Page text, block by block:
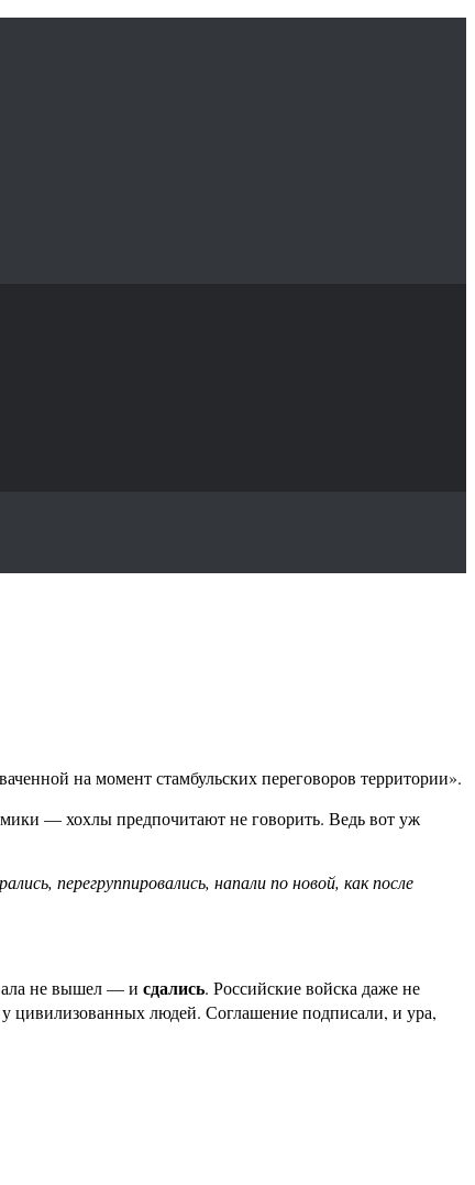
на момент стамбульских переговоров территории».
— хохлы предпочитают не говорить. Ведь вот уж
перегруппировались, напали по новой, как после
не вышел — и сдались. Российские войска даже не
цивилизованных людей. Соглашение подписали, и ура,